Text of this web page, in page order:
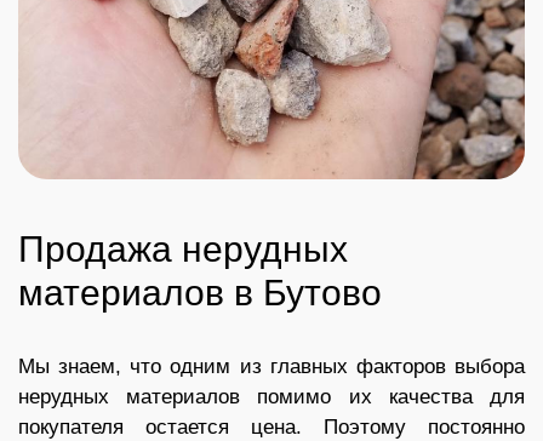
Продажа нерудных
материалов в Бутово
Мы знаем, что одним из главных факторов выбора
нерудных материалов помимо их качества для
покупателя остается цена. Поэтому постоянно